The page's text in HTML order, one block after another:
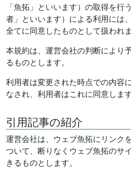
「魚拓」といいます）の取得を行
者」といいます）による利用には
全てに同意したものとして扱われま
本規約は、運営会社の判断により
るものとします。
利用者は変更された時点での内容
なされ、利用者はこれに同意します
引用記事の紹介
運営会社は、ウェブ魚拓にリンク
ついて、断りなくウェブ魚拓のサ
きるものとします。